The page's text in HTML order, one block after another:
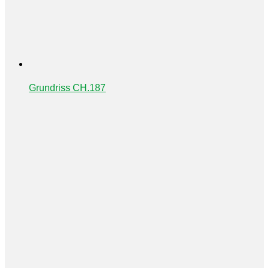
Grundriss CH.187